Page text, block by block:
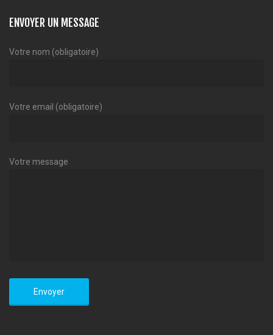
ENVOYER UN MESSAGE
Votre nom (obligatoire)
Votre email (obligatoire)
Votre message